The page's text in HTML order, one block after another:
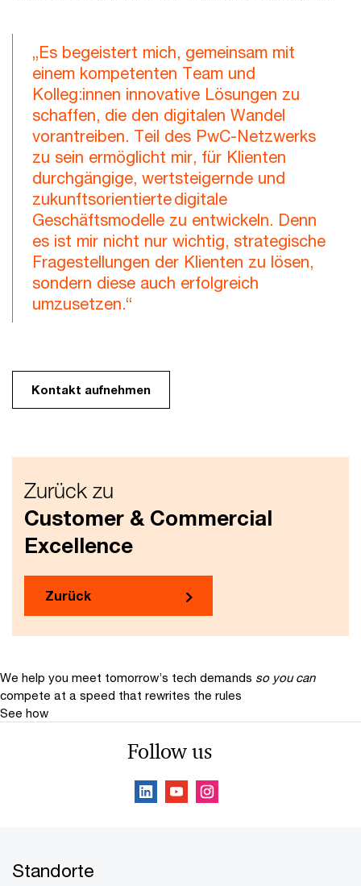
„Es begeistert mich, gemeinsam mit
einem kompetenten Team und
Kolleg:innen innovative Lösungen zu
schaffen, die den digitalen Wandel
vorantreiben. Teil des PwC-Netzwerks
zu sein ermöglicht mir, für Klienten
durchgängige, wertsteigernde und
zukunftsorientierte digitale
Geschäftsmodelle zu entwickeln. Denn
es ist mir nicht nur wichtig, strategische
Fragestellungen der Klienten zu lösen,
sondern diese auch erfolgreich
umzusetzen.“
Kontakt aufnehmen
Zurück zu
Customer & Commercial
Excellence
Zurück
We help you meet tomorrow’s tech demands so you can
compete at a speed that rewrites the rules
See how
Follow us
Standorte